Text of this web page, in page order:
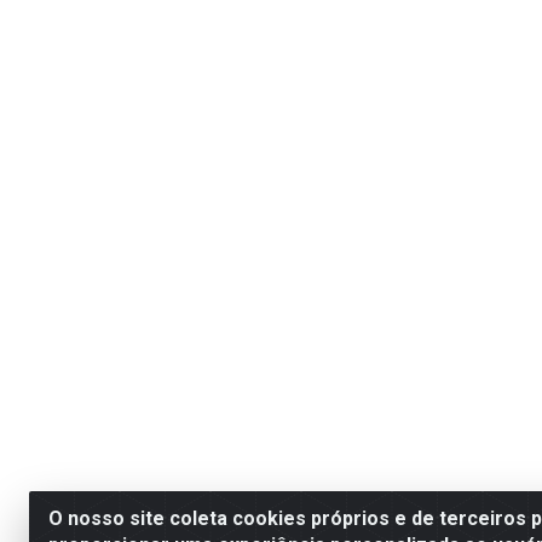
O nosso site coleta cookies próprios e de terceiros